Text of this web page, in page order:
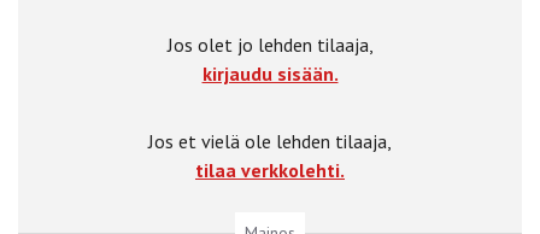
Jos olet jo lehden tilaaja,
kirjaudu sisään.
Jos et vielä ole lehden tilaaja,
tilaa verkkolehti.